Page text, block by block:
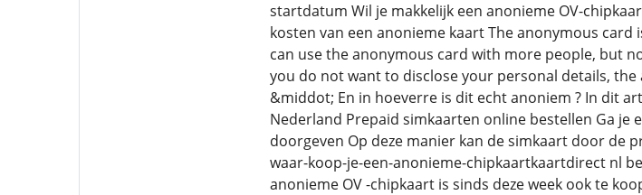
startdatum Wil je makkelijk een anonieme OV-
kosten van een anonieme kaart The anonymous
can use the anonymous card with more people, but
you do not want to disclose your personal details,
&middot; En in hoeverre is dit echt anoniem ? In dit
Nederland Prepaid simkaarten online bestellen Ga
doorgeven Op deze manier kan de simkaart door
waar-koop-je-een-anonieme-chipkaartkaartdirect nl
anonieme OV -chipkaart is sinds deze week ook te